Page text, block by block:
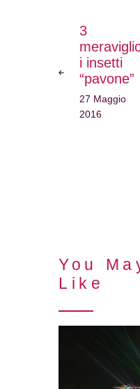
3
i insetti
“pavone”
27 Maggio
2016
You
Like